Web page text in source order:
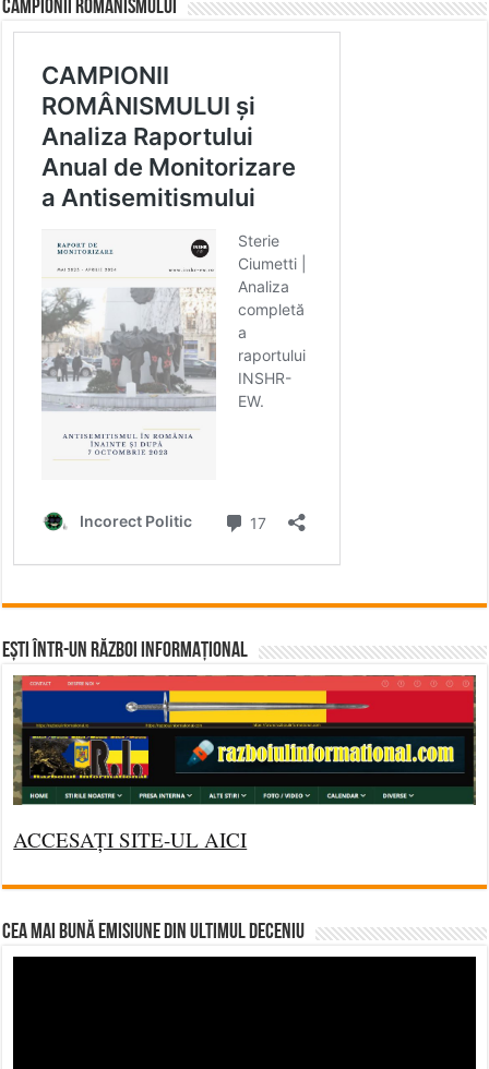
CAMPIONII ROMÂNISMULUI
Ești într-un RĂZBOI INFORMAȚIONAL
ACCESAȚI SITE-UL AICI
CEA MAI BUNĂ EMISIUNE DIN ULTIMUL DECENIU